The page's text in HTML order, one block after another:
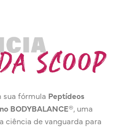
sua fórmula Peptídeos
BODYBALANCE®, uma
ciência de vanguarda para